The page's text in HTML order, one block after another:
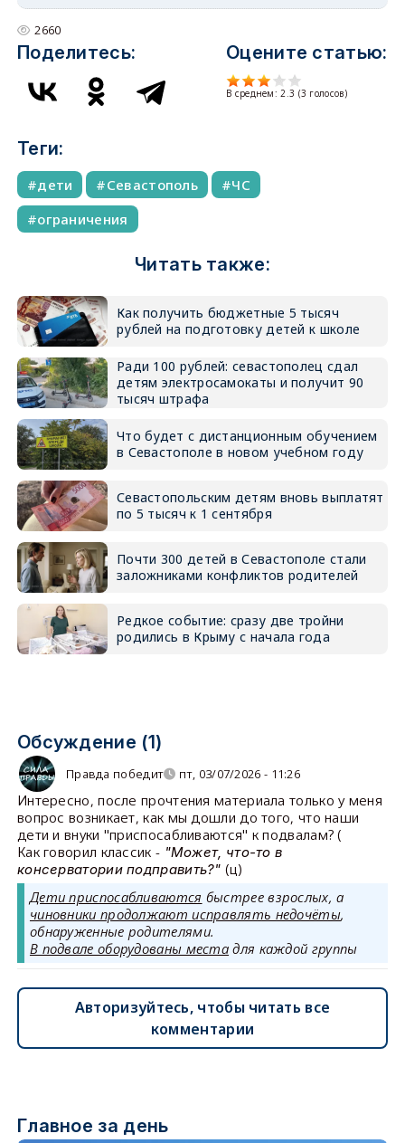
2660
Поделитесь: Оцените статью:
В среднем:2.3 (3 голосов)
Теги:
дети Севастополь
ЧС
ограничения
Читать также:
Как получить бюджетные 5 тысяч
рублей на подготовку детей к школе
Ради 100 рублей: севастополец сдал
детям электросамокаты и получит 90
тысяч штрафа
Что будет с дистанционным обучением
в Севастополе в новом учебном году
Севастопольским детям вновь выплатят
по 5 тысяч к 1 сентября
Почти 300 детей в Севастополе стали
заложниками конфликтов родителей
Редкое событие: сразу две тройни
родились в Крыму с начала года
Обсуждение (1)
Правда победит пт, 03/07/2026 - 11:26
Интересно, после прочтения материала только у меня
вопрос возникает, как мы дошли до того, что наши
дети и внуки "приспосабливаются" к подвалам? (
Как говорил классик - "Может, что-то в
консерватории подправить?" (ц)
Дети приспосабливаются быстрее взрослых, а
чиновники продолжают исправлять недочёты,
обнаруженные родителями.
В подвале оборудованы места для каждой группы
Авторизуйтесь, чтобы читать все
комментарии
Главное за день